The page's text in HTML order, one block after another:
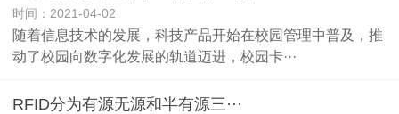
时间：2021-04-02
随着信息技术的发展，科技产品开始在校园管理中普及，推
动了校园向数字化发展的轨道迈进，校园卡···
RFID分为有源无源和半有源三···